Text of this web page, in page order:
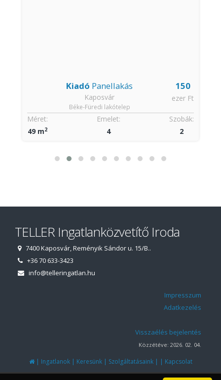
150
ezer Ft
Kiadó Panellakás
Kaposvár
Béke-Füredi lakótelep
Szobák:
2
Méret:
49 m2
Emelet:
4
TELLER Ingatlanközvetítő Iroda
7400 Kaposvár, Reményik Sándor u. 15/B..
+36 70 633-3423
info@telleringatlan.hu
Impresszum
Adatkezelés
Visszaélés bejelentés
Közzétéve: 2026. 02. 04.
| Ingatlanok| Keresünk| Szolgáltatásaink| | Kapcsolat